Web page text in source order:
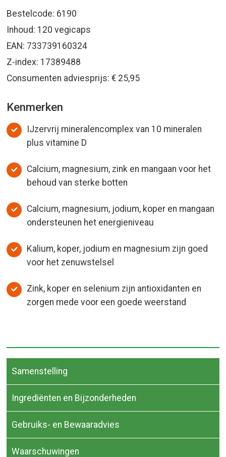
Bestelcode: 6190
Inhoud: 120 vegicaps
EAN: 733739160324
Z-index: 17389488
Consumenten adviesprijs: € 25,95
Kenmerken
IJzervrij mineralencomplex van 10 mineralen
plus vitamine D
Calcium, magnesium, zink en mangaan voor het
behoud van sterke botten
Calcium, magnesium, jodium, koper en mangaan
ondersteunen het energieniveau
Kalium, koper, jodium en magnesium zijn goed
voor het zenuwstelsel
Zink, koper en selenium zijn antioxidanten en
zorgen mede voor een goede weerstand
Samenstelling
Ingrediënten en Bijzonderheden
Gebruiks- en Bewaaradvies
Waarschuwingen